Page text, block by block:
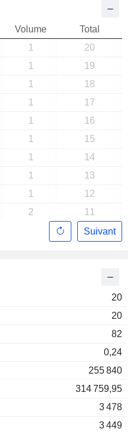
20
20
82
0,24
255 840
314 759,95
3 478
3 449
Volume
Total
1
20
1
19
1
18
1
17
1
16
1
15
1
14
1
13
1
12
2
11
Suivant